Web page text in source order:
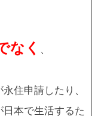
なく 、
住申請したり、
本で生活するた